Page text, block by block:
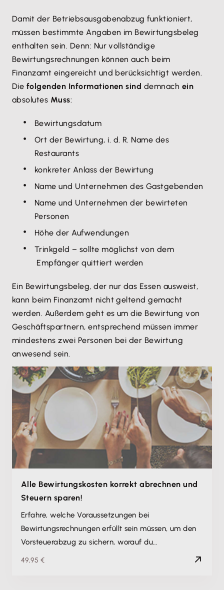
Damit der Betriebsausgabenabzug funktioniert,
müssen bestimmte Angaben im Bewirtungsbeleg
enthalten sein. Denn: Nur vollständige
Bewirtungsrechnungen können auch beim
Finanzamt eingereicht und berücksichtigt werden.
Die folgenden Informationen sind demnach ein
absolutes Muss:
Bewirtungsdatum
Ort der Bewirtung, i. d. R. Name des
Restaurants
konkreter Anlass der Bewirtung
Name und Unternehmen des Gastgebenden
Name und Unternehmen der bewirteten
Personen
Höhe der Aufwendungen
Trinkgeld – sollte möglichst von dem
Empfänger quittiert werden
Ein Bewirtungsbeleg, der nur das Essen ausweist,
kann beim Finanzamt nicht geltend gemacht
werden. Außerdem geht es um die Bewirtung von
Geschäftspartnern, entsprechend müssen immer
mindestens zwei Personen bei der Bewirtung
anwesend sein.
Alle Bewirtungskosten korrekt abrechnen und
Steuern sparen!
Erfahre, welche Voraussetzungen bei
Bewirtungsrechnungen erfüllt sein müssen, um den
Vorsteuerabzug zu sichern, worauf du…
49,95 €